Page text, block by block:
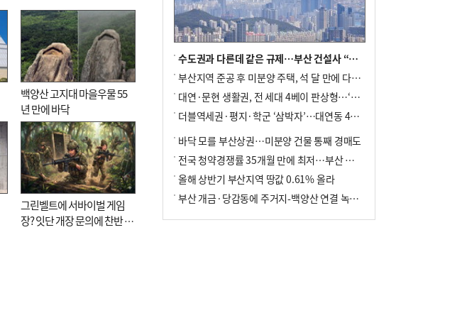
백양산 고지대 마을우물 55
년 만에 바닥
그린벨트에 서바이벌 게임
장? 잇단 개장 문의에 찬반 논
수도권과 다른데 같은 규제…부산 건설사 “쓰러지기 직전”
부산지역 준공 후 미분양 주택, 석 달 만에 다시 3000가구 넘어서
대연·문현 생활권, 전 세대 4베이 판상형…‘더샵 트리센트’ 내달 분양
더블역세권·평지·학군 ‘삼박자’…대연동 42층 브랜드 단지
바닥 모를 부산상권…미분양 건물 통째 경매도
전국 청약경쟁률 35개월 만에 최저…부산 미분양 ‘적체’ 심화
올해 상반기 부산지역 땅값 0.61% 올라
부산 개금·당감동에 주거지-백양산 연결 녹지 조성